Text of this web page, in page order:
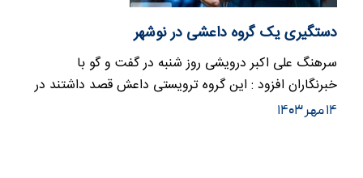
دستگیری یک گروه داعشی در نوشهر
سرهنگ علی اکبر درویشی روز شنبه در گفت و گو با
خبرنگاران افزود : این گروه ترویستی داعش قصد داشتند در
یک مجموعه گردشگری…
۱۴ مهر ۱۴۰۳